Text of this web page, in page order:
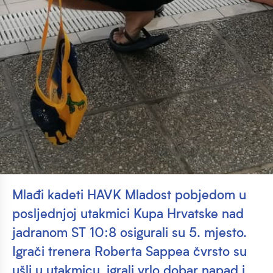
Mlađi kadeti HAVK Mladost pobjedom u
posljednjoj utakmici Kupa Hrvatske nad
jadranom ST 10:8 osigurali su 5. mjesto.
Igrači trenera Roberta Sappea čvrsto su